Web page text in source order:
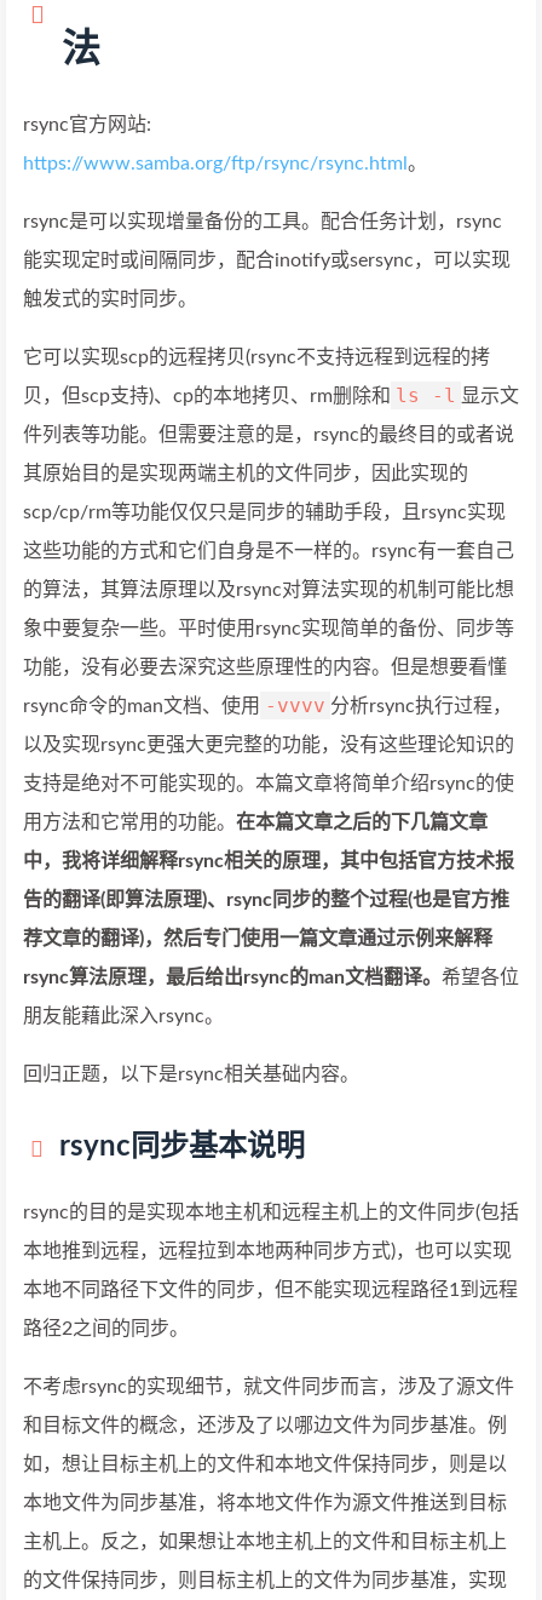
法
rsync官方网站:
https://www.samba.org/ftp/rsync/rsync.html 。
rsync是可以实现增量备份的工具。配合任务计划，rsync
能实现定时或间隔同步，配合inotify或sersync，可以实现
触发式的实时同步。
它可以实现scp的远程拷贝(rsync不支持远程到远程的拷
贝，但scp支持)、cp的本地拷贝、rm删除和 ls -l 显示文
件列表等功能。但需要注意的是，rsync的最终目的或者说
其原始目的是实现两端主机的文件同步，因此实现的
scp/cp/rm等功能仅仅只是同步的辅助手段，且rsync实现
这些功能的方式和它们自身是不一样的。rsync有一套自己
的算法，其算法原理以及rsync对算法实现的机制可能比想
象中要复杂一些。平时使用rsync实现简单的备份、同步等
功能，没有必要去深究这些原理性的内容。但是想要看懂
rsync命令的man文档、使用 -vvvv 分析rsync执行过程，
以及实现rsync更强大更完整的功能，没有这些理论知识的
支持是绝对不可能实现的。本篇文章将简单介绍rsync的使
用方法和它常用的功能。 在本篇文章之后的下几篇文章
中，我将详细解释rsync相关的原理，其中包括官方技术报
告的翻译(即算法原理)、rsync同步的整个过程(也是官方推
荐文章的翻译)，然后专门使用一篇文章通过示例来解释
rsync算法原理，最后给出rsync的man文档翻译。 希望各位
朋友能藉此深入rsync。
回归正题，以下是rsync相关基础内容。
rsync同步基本说明
rsync的目的是实现本地主机和远程主机上的文件同步(包括
本地推到远程，远程拉到本地两种同步方式)，也可以实现
本地不同路径下文件的同步，但不能实现远程路径1到远程
路径2之间的同步。
不考虑rsync的实现细节，就文件同步而言，涉及了源文件
和目标文件的概念，还涉及了以哪边文件为同步基准。例
如，想让目标主机上的文件和本地文件保持同步，则是以
本地文件为同步基准，将本地文件作为源文件推送到目标
主机上。反之，如果想让本地主机上的文件和目标主机上
的文件保持同步，则目标主机上的文件为同步基准，实现